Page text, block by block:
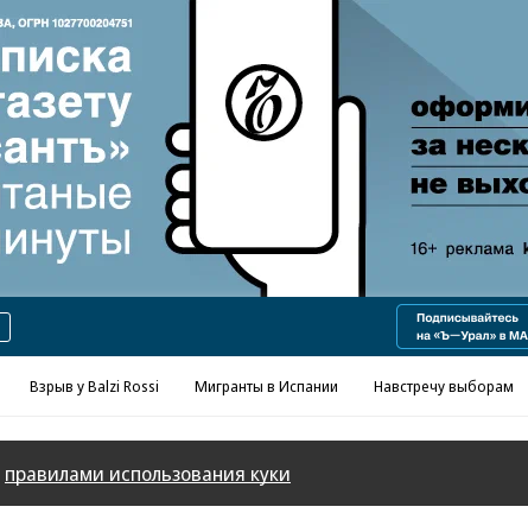
Реклама в «Ъ» www.kommersant.ru/ad
Взрыв у Balzi Rossi Мигранты в Испании Навстречу выборам
правилами использования куки